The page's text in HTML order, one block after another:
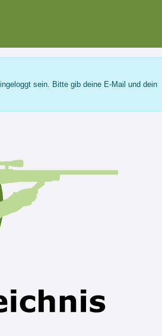
sein. Bitte gib deine E-Mail und dein